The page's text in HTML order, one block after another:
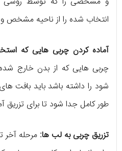
انتخاب شده را از ناحیه مشخص
آماده کردن چربی هایی که
چربی هایی که از بدن خارج
شود را داشته باشد باید بافت
طور کامل جدا شود تا برای تزریق
تزریق چربی به لب ها: مرحله